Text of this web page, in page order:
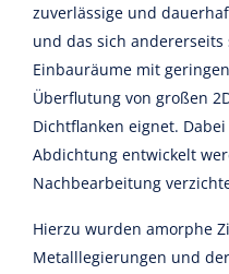
zuverlässige und
und das sich
Einbauräume mit
Überflutung von großen
Dichtflanken eignet.
Abdichtung entwickelt
Nachbearbeitung
Hierzu wurden amorphe
Metalllegierungen und